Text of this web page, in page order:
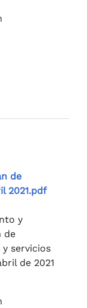
de
2021.pdf
y
de
servicios
de 2021